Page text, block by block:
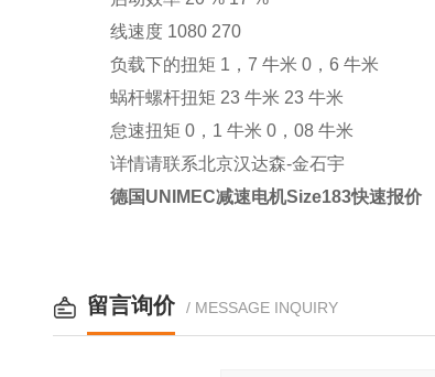
线速度 1080 270
负载下的扭矩 1，7 牛米 0，6 牛米
蜗杆螺杆扭矩 23 牛米 23 牛米
怠速扭矩 0，1 牛米 0，08 牛米
详情请联系北京汉达森-金石宇
德国UNIMEC减速电机Size183快速报价
留言询价 / MESSAGE INQUIRY